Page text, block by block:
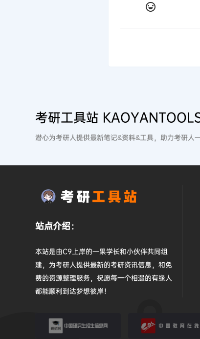
考研工具站
潜心为考研人提供最新笔记&资料&工具，助力考研人一
站点介绍：
本站是由C9上岸的一果学长和小伙伴共同组
建，为考研人提供最新的考研资讯信息，和免
费的资源整理服务，祝愿每一个相遇的有缘人
都能顺利到达梦想彼岸！